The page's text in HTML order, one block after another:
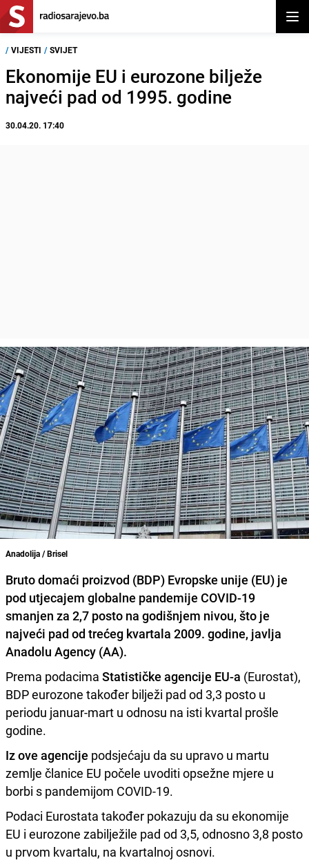
/ VIJESTI / SVIJET
Ekonomije EU i eurozone bilježe
najveći pad od 1995. godine
30.04.20. 17:40
Anadolija / Brisel
Bruto domaći proizvod (BDP) Evropske unije (EU) je
pod utjecajem globalne pandemije COVID-19
smanjen za 2,7 posto na godišnjem nivou, što je
najveći pad od trećeg kvartala 2009. godine, javlja
Anadolu Agency (AA).
Prema podacima Statističke agencije EU-a (Eurostat),
BDP eurozone također bilježi pad od 3,3 posto u
periodu januar-mart u odnosu na isti kvartal prošle
godine.
Iz ove agencije podsjećaju da su upravo u martu
zemlje članice EU počele uvoditi opsežne mjere u
borbi s pandemijom COVID-19.
Podaci Eurostata također pokazuju da su ekonomije
EU i eurozone zabilježile pad od 3,5, odnosno 3,8 posto
u prvom kvartalu, na kvartalnoj osnovi.